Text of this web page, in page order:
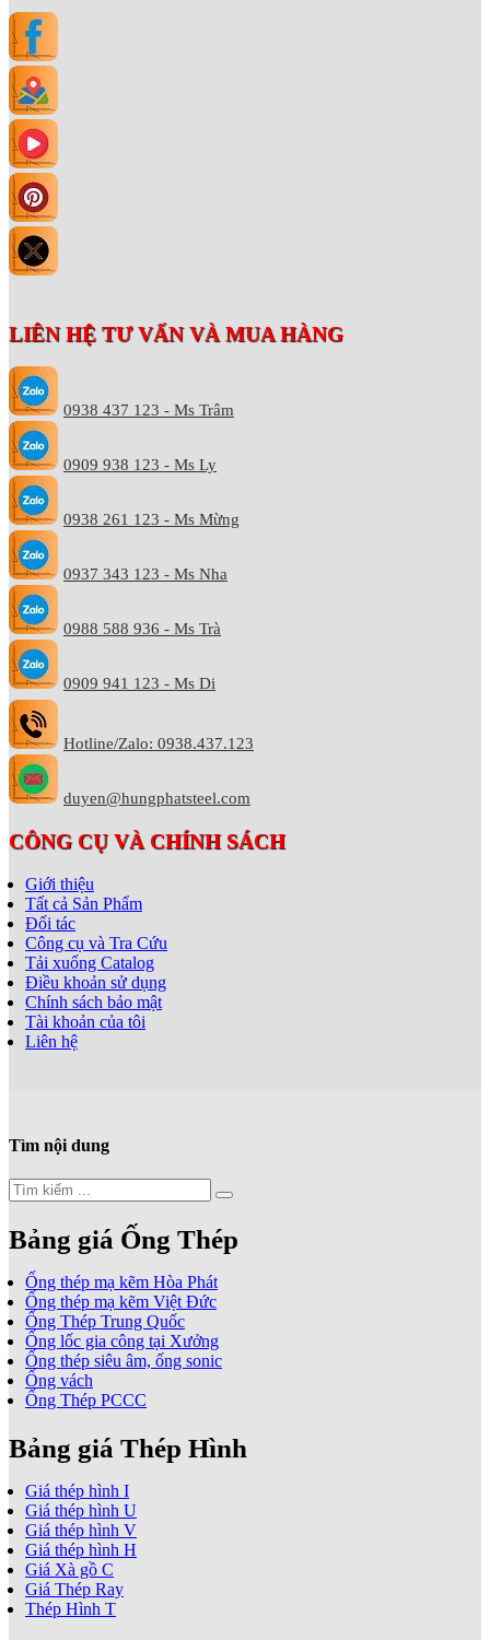
LIÊN HỆ TƯ VẤN VÀ MUA HÀNG
0938 437 123 - Ms Trâm
0909 938 123 - Ms Ly
0938 261 123 - Ms Mừng
0937 343 123 - Ms Nha
0988 588 936 - Ms Trà
0909 941 123 - Ms Di
Hotline/Zalo: 0938.437.123
duyen@hungphatsteel.com
CÔNG CỤ VÀ CHÍNH SÁCH
Giới thiệu
Tất cả Sản Phẩm
Đối tác
Công cụ và Tra Cứu
Tải xuống Catalog
Điều khoản sử dụng
Chính sách bảo mật
Tài khoản của tôi
Liên hệ
Tìm nội dung
Bảng giá Ống Thép
Ống thép mạ kẽm Hòa Phát
Ống thép mạ kẽm Việt Đức
Ống Thép Trung Quốc
Ống lốc gia công tại Xưởng
Ống thép siêu âm, ống sonic
Ống vách
Ống Thép PCCC
Bảng giá Thép Hình
Giá thép hình I
Giá thép hình U
Giá thép hình V
Giá thép hình H
Giá Xà gồ C
Giá Thép Ray
Thép Hình T